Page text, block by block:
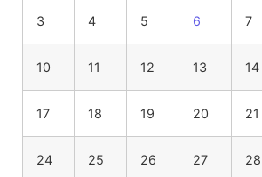
3 4 5 6 7
10 11 12 13 14
17 18 19 20 21
24 25 26 27 28